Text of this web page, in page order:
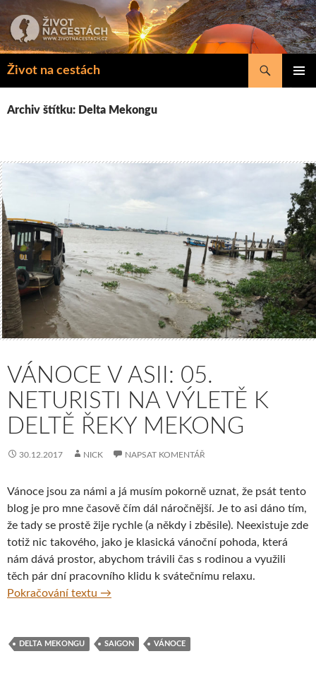
k
obsahu
Život na cestách
Hledat
Archiv štítku: Delta Mekongu
VÁNOCE V ASII: 05.
NETURISTI NA VÝLETĚ K
DELTĚ ŘEKY MEKONG
30.12.2017 NICK NAPSAT KOMENTÁŘ
Vánoce jsou za námi a já musím pokorně uznat, že psát tento
blog je pro mne časově čím dál náročnější. Je to asi dáno tím,
že tady se prostě žije rychle (a někdy i zběsile). Neexistuje zde
totiž nic takového, jako je klasická vánoční pohoda, která
nám dává prostor, abychom trávili čas s rodinou a využili
těch pár dní pracovního klidu k svátečnímu relaxu.
Pokračování textu Vánoce v Asii: 05. Neturisti na výletě k
→
DELTA MEKONGU SAIGON VÁNOCE